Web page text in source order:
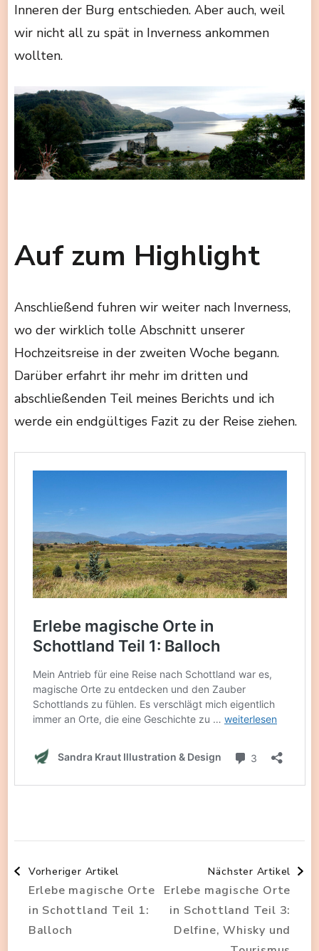
Inneren der Burg entschieden. Aber auch, weil
wir nicht all zu spät in Inverness ankommen
wollten.
Auf zum Highlight
Anschließend fuhren wir weiter nach Inverness,
wo der wirklich tolle Abschnitt unserer
Hochzeitsreise in der zweiten Woche begann.
Darüber erfahrt ihr mehr im dritten und
abschließenden Teil meines Berichts und ich
werde ein endgültiges Fazit zu der Reise ziehen.
Beitragsnavigation
Vorheriger Artikel
Erlebe magische Orte
in Schottland Teil 1:
Balloch
Nächster Artikel
Erlebe magische Orte
in Schottland Teil 3:
Delfine, Whisky und